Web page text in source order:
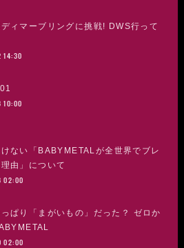
ディマーブリングに挑戦! DWS行って
14:30
10:00
ない「BABYMETALが全世界でブレ
由」について
02:00
ぱり「まがいもの」だった？ ゼロか
02:00